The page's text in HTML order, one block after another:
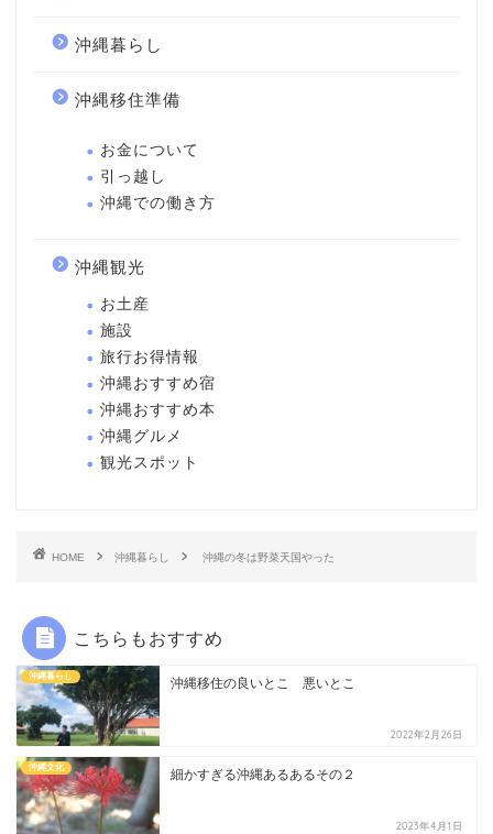
沖縄暮らし
沖縄移住準備
お金について
引っ越し
沖縄での働き方
沖縄観光
お土産
施設
旅行お得情報
沖縄おすすめ宿
沖縄おすすめ本
沖縄グルメ
観光スポット
HOME 沖縄暮らし 沖縄の冬は野菜天国やった
こちらもおすすめ
沖縄暮らし 沖縄移住の良いとこ 悪いとこ
2022年2月26日
沖縄文化 細かすぎる沖縄あるあるその２
2023年4月1日